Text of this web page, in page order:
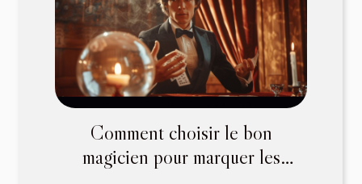
Comment choisir le bon
magicien pour marquer les